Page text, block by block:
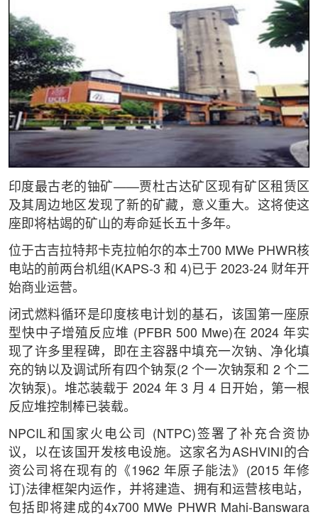
印度最古老的铀矿——贾杜古达矿区现有矿区租赁区
及其周边地区发现了新的矿藏，意义重大。这将使这
座即将枯竭的矿山的寿命延长五十多年。
位于古吉拉特邦卡克拉帕尔的本土700 MWe PHWR核
电站的前两台机组(KAPS-3 和 4)已于 2023-24 财年开
始商业运营。
闭式燃料循环是印度核电计划的基石，该国第一座原
型快中子增殖反应堆 (PFBR 500 Mwe)在 2024 年实
现了许多里程碑，即在主容器中填充一次钠、净化填
充的钠以及调试所有四个钠泵(2 个一次钠泵和 2 个二
次钠泵)。堆芯装载于 2024 年 3 月 4 日开始，第一根
反应堆控制棒已装载。
NPCIL和国家火电公司 (NTPC)签署了补充合资协
议，以在该国开发核电设施。这家名为ASHVINI的合
资公司将在现有的《1962 年原子能法》(2015 年修
订)法律框架内运作，并将建造、拥有和运营核电站，
包括即将建成的4x700 MWe PHWR Mahi-Banswara